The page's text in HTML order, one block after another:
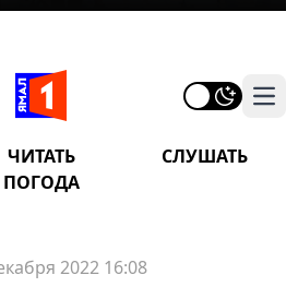
ЧИТАТЬ
СЛУШАТЬ
ПОГОДА
2022 16:08